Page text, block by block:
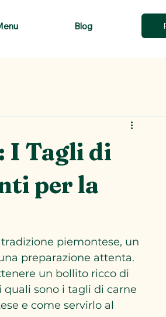
Blog
I Tagli di
per la
piemontese, un
preparazione attenta.
un bollito ricco di
quali sono i tagli di carne
e come servirlo al